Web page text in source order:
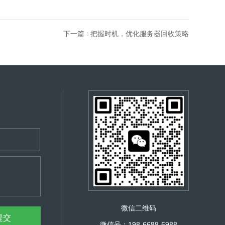
下一篇 : 把握时机，优化服务器回收策略
微信二维码